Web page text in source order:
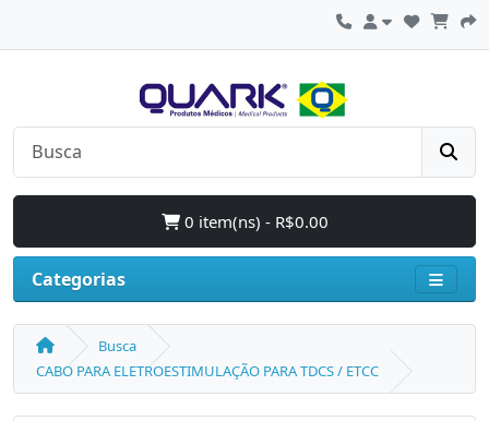
0 item(ns) - R$0.00
Categorias
Busca
CABO PARA ELETROESTIMULAÇÃO PARA TDCS / ETCC